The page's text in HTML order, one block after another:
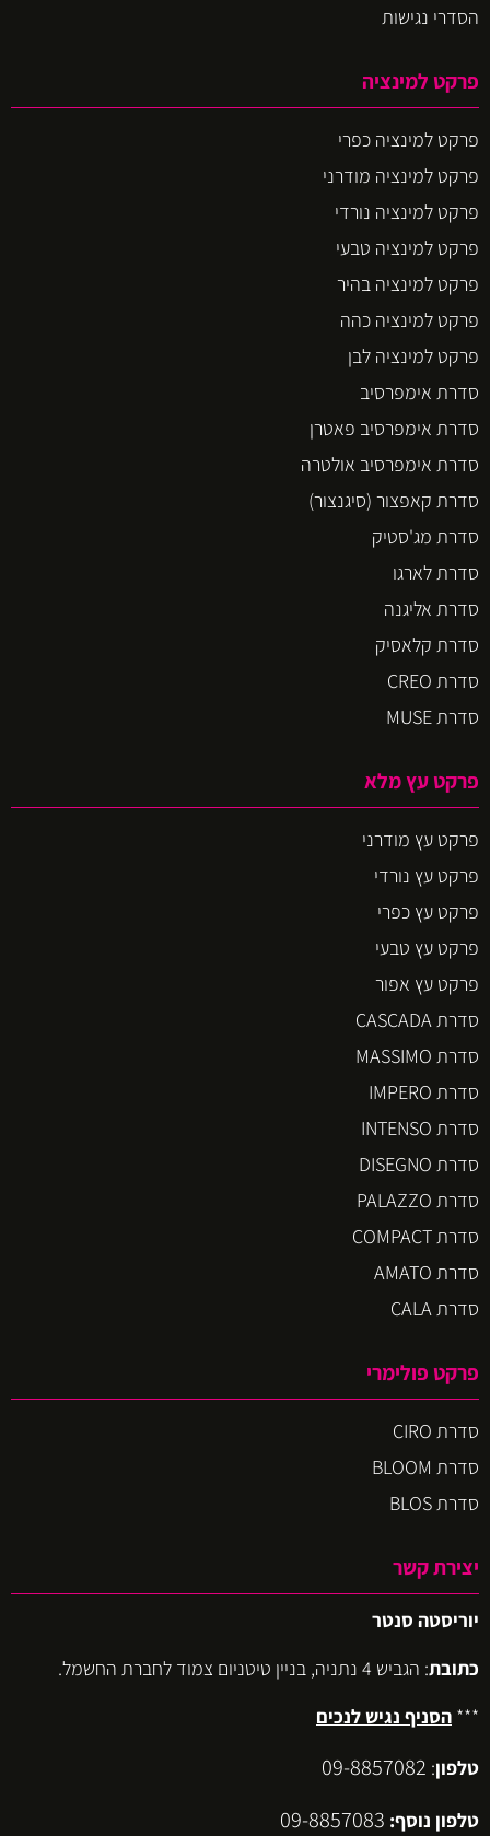
הסדרי נגישות
פרקט למינציה
פרקט למינציה כפרי
פרקט למינציה מודרני
פרקט למינציה נורדי
פרקט למינציה טבעי
פרקט למינציה בהיר
פרקט למינציה כהה
פרקט למינציה לבן
סדרת אימפרסיב
סדרת אימפרסיב פאטרן
סדרת אימפרסיב אולטרה
סדרת קאפצור (סיגנצור)
סדרת מג'סטיק
סדרת לארגו
סדרת אליגנה
סדרת קלאסיק
סדרת CREO
סדרת MUSE
פרקט עץ מלא
פרקט עץ מודרני
פרקט עץ נורדי
פרקט עץ כפרי
פרקט עץ טבעי
פרקט עץ אפור
סדרת CASCADA
סדרת MASSIMO
סדרת IMPERO
סדרת INTENSO
סדרת DISEGNO
סדרת PALAZZO
סדרת COMPACT
סדרת AMATO
סדרת CALA
פרקט פולימרי
סדרת CIRO
סדרת BLOOM
סדרת BLOS
יצירת קשר
יוריסטה סנטר
כתובת: הגביש 4 נתניה, בניין טיטניום צמוד לחברת החשמל.
*** הסניף נגיש לנכים
טלפון:
09-8857082
טלפון נוסף: 09-8857083